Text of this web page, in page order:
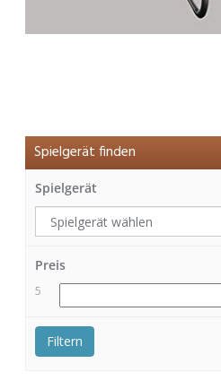
Spielgerät finden
Spielgerät
Preis
5
Filtern